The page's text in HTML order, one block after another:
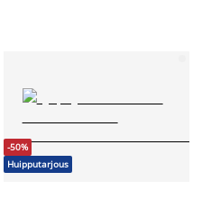
-50%
Huipputarjous